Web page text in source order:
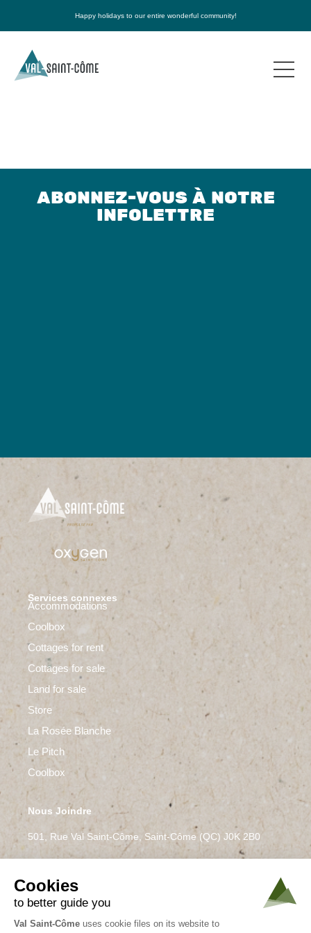
Happy holidays to our entire wonderful community!
ABONNEZ-VOUS À NOTRE
INFOLETTRE
Services connexes
Accommodations
Coolbox
Cottages for rent
Cottages for sale
Land for sale
Store
La Rosée Blanche
Le Pitch
Coolbox
Nous Joindre
501, Rue Val Saint-Côme, Saint-Côme (QC) J0K 2B0
450 883-0701
Info@skivsc.com